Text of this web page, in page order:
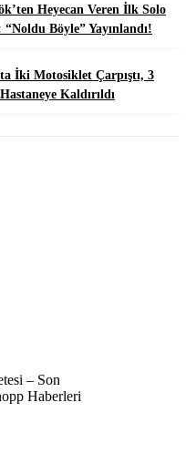
Heyecan Veren İlk Solo
“Noldu Böyle” Yayınlandı!
İki Motosiklet Çarpıştı, 3
Kaldırıldı